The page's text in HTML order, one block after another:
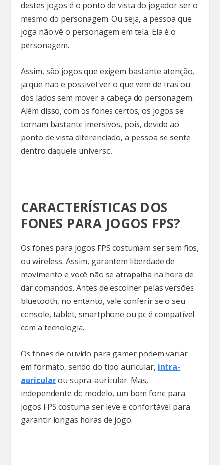
destes jogos é o ponto de vista do jogador ser o
mesmo do personagem. Ou seja, a pessoa que
joga não vê o personagem em tela. Ela é o
personagem.
Assim, são jogos que exigem bastante atenção,
já que não é possível ver o que vem de trás ou
dos lados sem mover a cabeça do personagem.
Além disso, com os fones certos, os jogos se
tornam bastante imersivos, pois, devido ao
ponto de vista diferenciado, a pessoa se sente
dentro daquele universo.
CARACTERÍSTICAS DOS
FONES PARA JOGOS FPS?
Os fones para jogos FPS costumam ser sem fios,
ou wireless. Assim, garantem liberdade de
movimento e você não se atrapalha na hora de
dar comandos. Antes de escolher pelas versões
bluetooth, no entanto, vale conferir se o seu
console, tablet, smartphone ou pc é compatível
com a tecnologia.
Os fones de ouvido para gamer podem variar
em formato, sendo do tipo auricular, intra-
auricularou supra-auricular. Mas,
independente do modelo, um bom fone para
jogos FPS costuma ser leve e confortável para
garantir longas horas de jogo.